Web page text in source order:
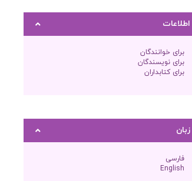
اطلاعات
برای خوانندگان
برای نویسندگان
برای کتابداران
زبان
فارسی
English